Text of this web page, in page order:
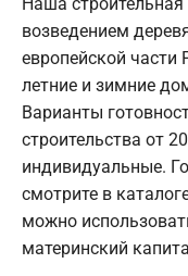
Наша
возведением
европейской
летние и зимние
Варианты
строительства от
индивидуальные.
смотрите в
можно
материнский